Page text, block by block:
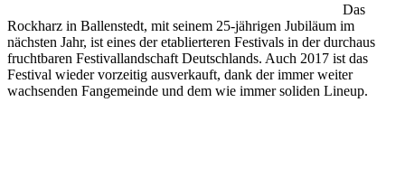
Das
Rockharz in Ballenstedt, mit seinem 25-jährigen Jubiläum im
nächsten Jahr, ist eines der etablierteren Festivals in der durchaus
fruchtbaren Festivallandschaft Deutschlands. Auch 2017 ist das
Festival wieder vorzeitig ausverkauft, dank der immer weiter
wachsenden Fangemeinde und dem wie immer soliden Lineup.